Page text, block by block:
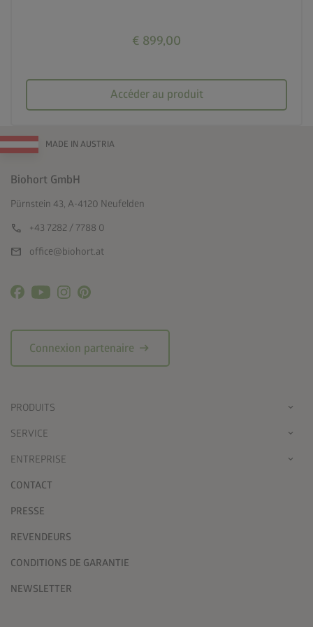
€ 899,00
Accéder au produit
MADE IN AUSTRIA
Biohort GmbH
Pürnstein 43, A-4120 Neufelden
call +43 7282 / 7788 0
mail office@biohort.at
Connexion partenaire arrow_right_alt
PRODUITS
SERVICE
ENTREPRISE
CONTACT
PRESSE
REVENDEURS
CONDITIONS DE GARANTIE
NEWSLETTER